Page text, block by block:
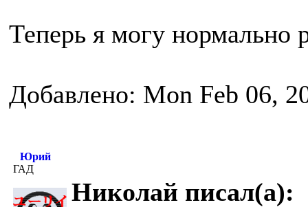
Теперь я могу нормально
Добавлено: Mon Feb 06,
Юрий
ГАД
Николай писал(а):